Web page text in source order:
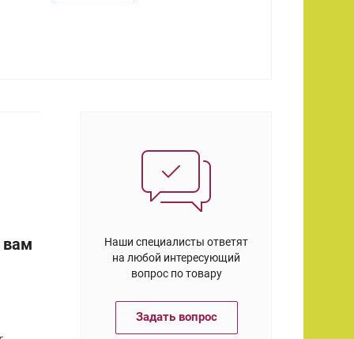
Наши специалисты ответят
на любой интересующий
вопрос по товару
Задать вопрос